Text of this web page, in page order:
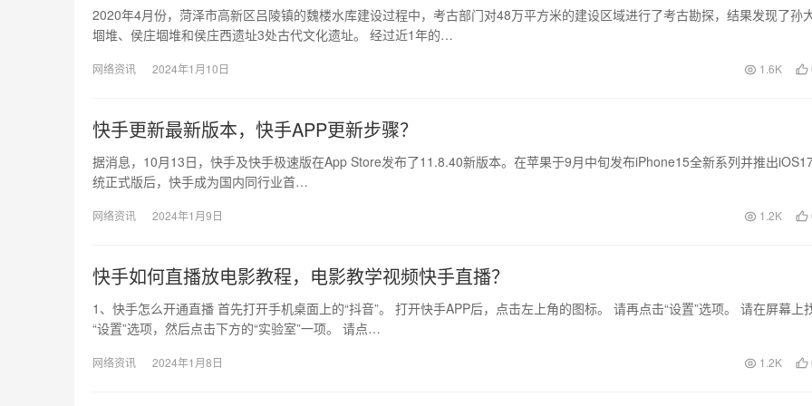
2020年4月份，菏泽市高新区吕陵镇的魏楼水库建设过程中，考古部门对48万平方米的建设区域进行了考古勘探，结果发现了孙
堌堆、侯庄堌堆和侯庄西遗址3处古代文化遗址。 经过近1年的…
网络资讯 2024年1月10日 1.6K
快手更新最新版本，快手APP更新步骤？
据消息，10月13日，快手及快手极速版在App Store发布了11.8.40新版本。在苹果于9月中旬发布iPhone15全新系列并推出
统正式版后，快手成为国内同行业首…
网络资讯 2024年1月9日 1.2K
快手如何直播放电影教程，电影教学视频快手直播？
1、快手怎么开通直播 首先打开手机桌面上的“抖音”。 打开快手APP后，点击左上角的图标。 请再点击“设置”选项。 请在屏幕上
“设置”选项，然后点击下方的“实验室”一项。 请点…
网络资讯 2024年1月8日 1.2K